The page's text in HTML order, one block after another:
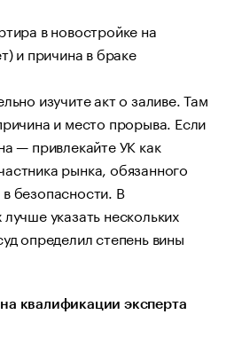
в новостройке на
и причина в браке
изучите акт о заливе. Там
и место прорыва. Если
— привлекайте УК как
рынка, обязанного
безопасности. В
указать нескольких
определил степень вины
квалификации эксперта